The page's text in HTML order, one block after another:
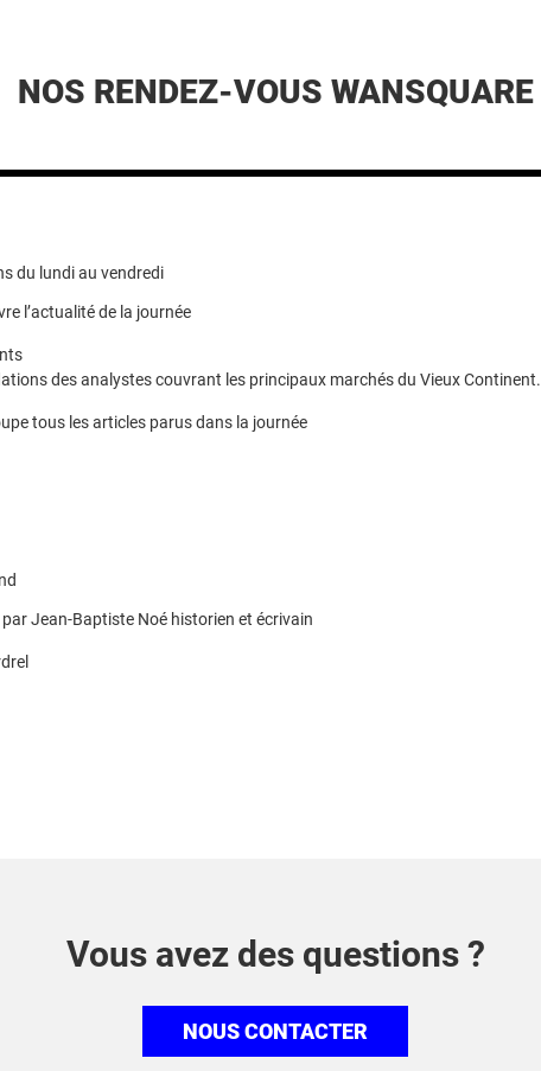
NOS RENDEZ-VOUS WANSQUARE
du lundi au vendredi
l’actualité de la journée
des analystes couvrant les principaux marchés du Vieux Continent.
tous les articles parus dans la journée
Jean-Baptiste Noé historien et écrivain
Vous avez des questions ?
NOUS CONTACTER